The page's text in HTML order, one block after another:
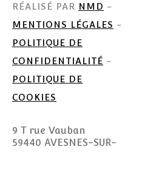
RÉALISÉ PAR NMD -
MENTIONS LÉGALES -
POLITIQUE DE
CONFIDENTIALITÉ -
POLITIQUE DE
COOKIES
9 T rue Vauban
59440 AVESNES-SUR-